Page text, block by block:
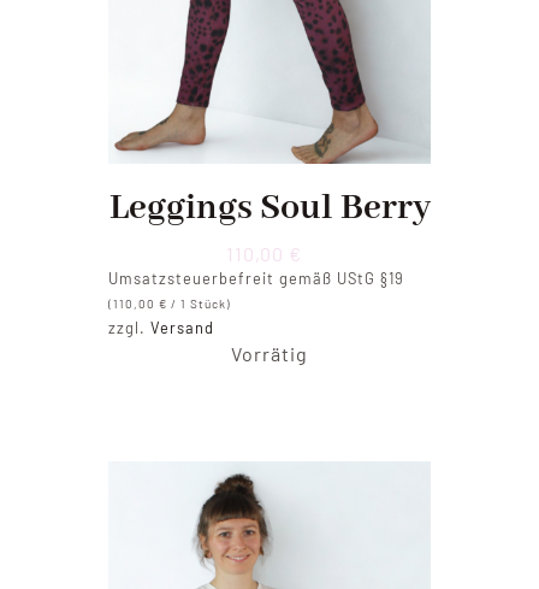
Leggings Soul Berry
110,00 €
Umsatzsteuerbefreit gemäß UStG §19
(110,00€ / 1 Stück)
zzgl.Versand
Vorrätig